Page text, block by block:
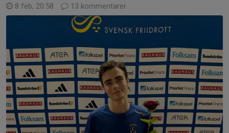
8 feb, 20:58 13 kommentarer